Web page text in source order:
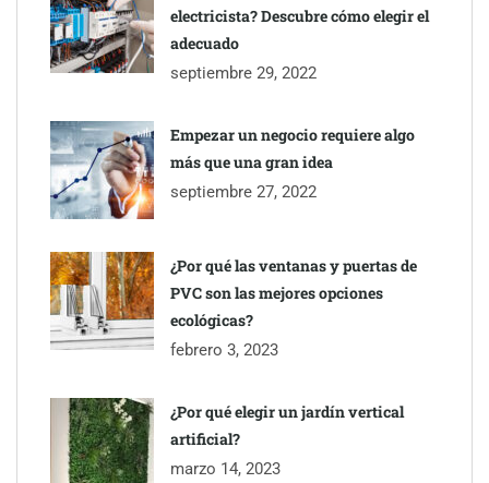
electricista? Descubre cómo elegir el
adecuado
septiembre 29, 2022
Empezar un negocio requiere algo
más que una gran idea
septiembre 27, 2022
¿Por qué las ventanas y puertas de
PVC son las mejores opciones
ecológicas?
febrero 3, 2023
¿Por qué elegir un jardín vertical
artificial?
marzo 14, 2023